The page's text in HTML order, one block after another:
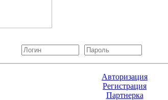
Авторизация
Регистрация
Партнерка